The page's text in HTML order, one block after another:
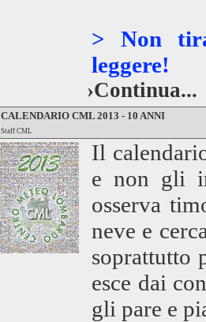
> Non
leggere!
›Continua...
CALENDARIO CML 2013 - 10 ANNI
Staff CML
Il
e non gli
osserva
neve e
soprattutto
esce dai
gli pare e